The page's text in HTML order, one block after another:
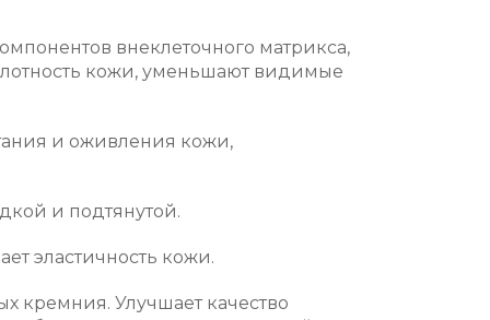
внеклеточного матрикса,
кожи, уменьшают видимые
и оживления кожи,
и подтянутой.
эластичность кожи.
кремния. Улучшает качество